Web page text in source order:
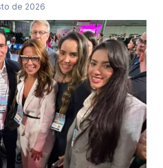
de 2026